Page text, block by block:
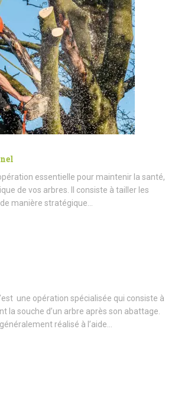
opération essentielle pour maintenir la santé,
de vos arbres. Il consiste à tailler les
manière stratégique…
une opération spécialisée qui consiste à
la souche d’un arbre après son abattage.
réalisé à l’aide…